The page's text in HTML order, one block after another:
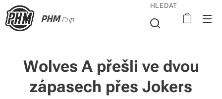
PHMCup
HLEDAT
Wolves A přešli ve dvou
zápasech přes Jokers